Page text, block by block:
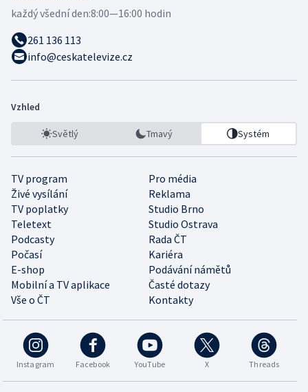
každý všední den:8:00—16:00 hodin
261 136 113
info@ceskatelevize.cz
Vzhled
Světlý Tmavý Systém
TV program
Pro média
Živé vysílání
Reklama
TV poplatky
Studio Brno
Teletext
Studio Ostrava
Podcasty
Rada ČT
Počasí
Kariéra
E-shop
Podávání námětů
Mobilní a TV aplikace
Časté dotazy
Vše o ČT
Kontakty
Instagram Facebook YouTube X Threads